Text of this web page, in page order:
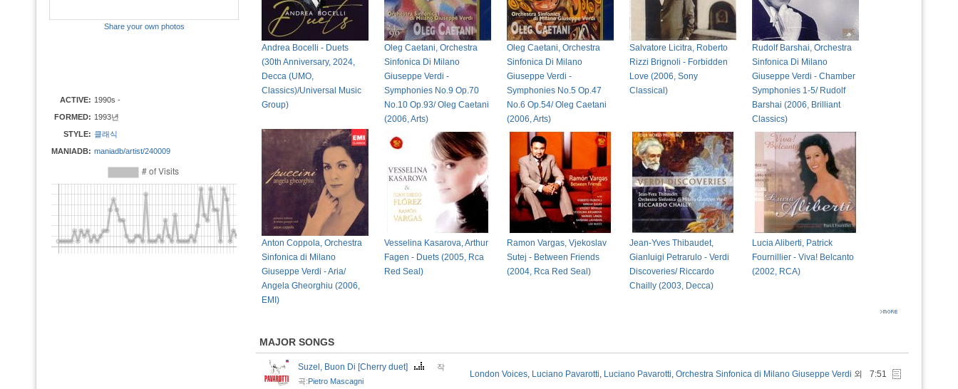
Share your own photos
ACTIVE: 1990s -
FORMED: 1993년
STYLE: 클래식
MANIADB: maniadb/artist/240009
Andrea Bocelli - Duets
(30th Anniversary, 2024,
Decca (UMO,
Classics)/Universal Music
Group)
Oleg Caetani, Orchestra
Sinfonica Di Milano
Giuseppe Verdi -
Symphonies No.9 Op.70
No.10 Op.93/ Oleg Caetani
(2006, Arts)
Oleg Caetani, Orchestra
Sinfonica Di Milano
Giuseppe Verdi -
Symphonies No.5 Op.47
No.6 Op.54/ Oleg Caetani
(2006, Arts)
Salvatore Licitra, Roberto
Rizzi Brignoli - Forbidden
Love (2006, Sony
Classical)
Rudolf Barshai, Orchestra
Sinfonica Di Milano
Giuseppe Verdi - Chamber
Symphonies 1-5/ Rudolf
Barshai (2006, Brilliant
Classics)
Anton Coppola, Orchestra
Sinfonica di Milano
Giuseppe Verdi - Aria/
Angela Gheorghiu (2006,
EMI)
Vesselina Kasarova, Arthur
Fagen - Duets (2005, Rca
Red Seal)
Ramon Vargas, Vjekoslav
Sutej - Between Friends
(2004, Rca Red Seal)
Jean-Yves Thibaudet,
Gianluigi Petrarulo - Verdi
Discoveries/ Riccardo
Chailly (2003, Decca)
Lucia Aliberti, Patrick
Fournillier - Viva! Belcanto
(2002, RCA)
MAJOR SONGS
Suzel, Buon Di [Cherry duet]
작
곡:Pietro Mascagni
London Voices, Luciano Pavarotti, Luciano Pavarotti, Orchestra Sinfonica di Milano Giuseppe Verdi 외 7:51